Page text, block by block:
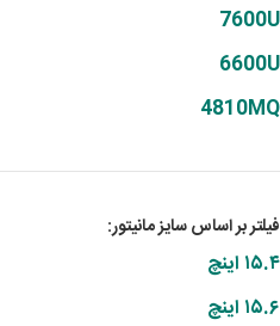
7600U
6600U
4810MQ
فیلتر بر اساس سایز مانیتور:
۱۵.۴ اینچ
۱۵.۶ اینچ